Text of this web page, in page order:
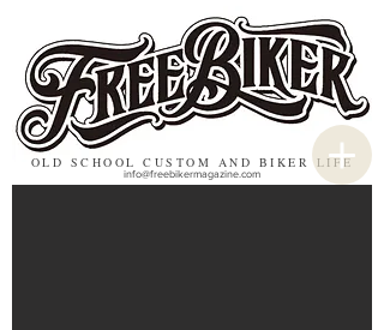
OLD SCHOOL CUSTOM AND BIKER LIFE
info@freebikermagazine.com